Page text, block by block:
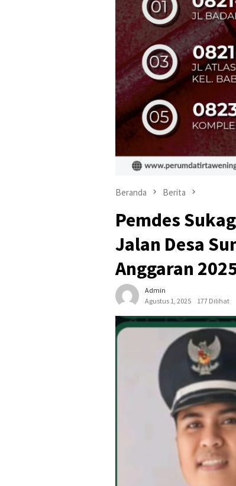
Beranda Berita
Pemdes
Jalan Desa
Anggaran
Admin
Agustus 1, 2025
177 Dilihat